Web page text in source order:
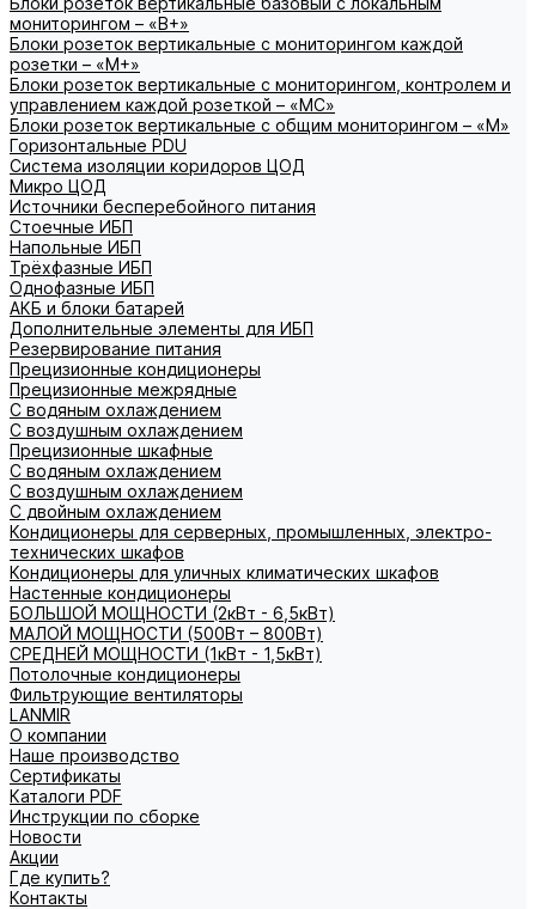
мониторингом – «В+»
Блоки розеток вертикальные с мониторингом каждой
розетки – «М+»
Блоки розеток вертикальные с мониторингом, контролем и
управлением каждой розеткой – «МС»
Блоки розеток вертикальные с общим мониторингом – «М»
Горизонтальные PDU
Система изоляции коридоров ЦОД
Микро ЦОД
Источники бесперебойного питания
Стоечные ИБП
Напольные ИБП
Трёхфазные ИБП
Однофазные ИБП
АКБ и блоки батарей
Дополнительные элементы для ИБП
Резервирование питания
Прецизионные кондиционеры
Прецизионные межрядные
С водяным охлаждением
С воздушным охлаждением
Прецизионные шкафные
С водяным охлаждением
С воздушным охлаждением
С двойным охлаждением
Кондиционеры для серверных, промышленных, электро-
технических шкафов
Кондиционеры для уличных климатических шкафов
Настенные кондиционеры
БОЛЬШОЙ МОЩНОСТИ (2кВт - 6,5кВт)
МАЛОЙ МОЩНОСТИ (500Вт – 800Вт)
СРЕДНЕЙ МОЩНОСТИ (1кВт - 1,5кВт)
Потолочные кондиционеры
Фильтрующие вентиляторы
LANMIR
О компании
Наше производство
Сертификаты
Каталоги PDF
Инструкции по сборке
Новости
Акции
Где купить?
Контакты